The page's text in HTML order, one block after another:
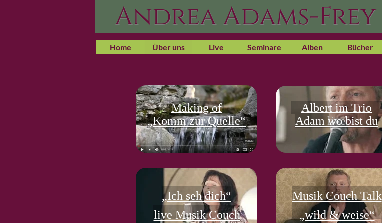
Andrea Adams-Frey
Home Über uns Live Seminare Alben Bücher
Making of
„Komm zur Quelle“
Albert im Trio
live
Adam wo bist du
„Ich seh dich“
live Musik Couch
Musik Couch Talk
„wild & weise“